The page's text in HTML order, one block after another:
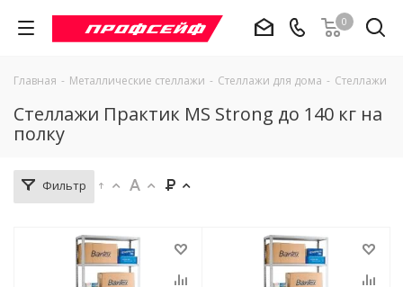
0
Главная - Металлические стеллажи - Стеллажи для дома - Стеллажи
Стеллажи Практик MS Strong до 140 кг на
полку
Фильтр